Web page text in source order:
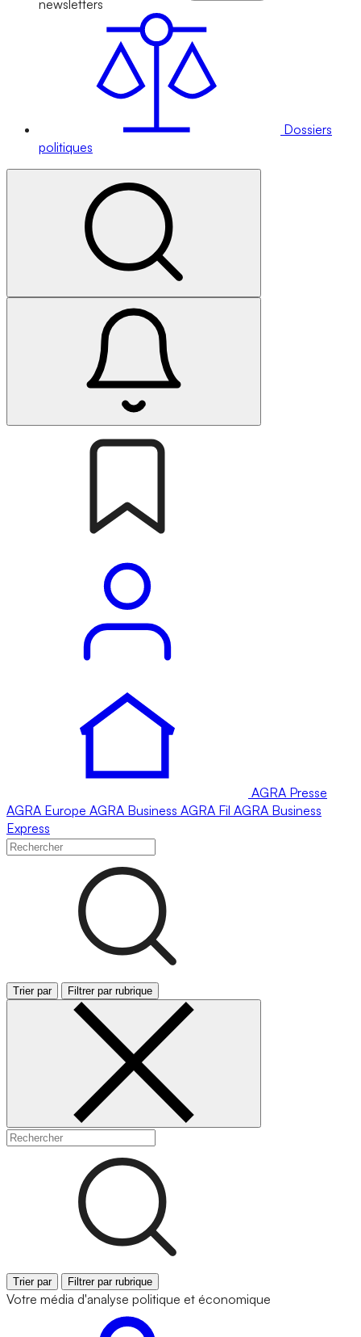
newsletters
Dossiers
politiques
AGRA Presse
AGRA Europe AGRA Business AGRA Fil AGRA Business
Express
Trier par Filtrer par rubrique
Trier par Filtrer par rubrique
Votre média d'analyse politique et économique